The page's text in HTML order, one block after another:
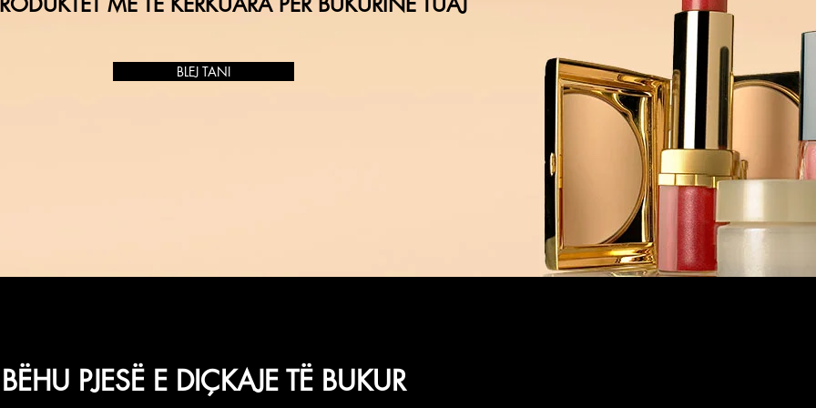
BLEJ TANI
BËHU PJESË E DIÇKAJE TË BUKUR